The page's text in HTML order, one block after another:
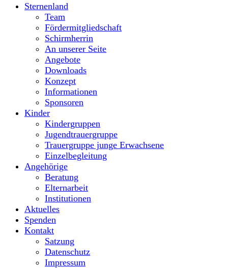
Sternenland
Team
Fördermitgliedschaft
Schirmherrin
An unserer Seite
Angebote
Downloads
Konzept
Informationen
Sponsoren
Kinder
Kindergruppen
Jugendtrauergruppe
Trauergruppe junge Erwachsene
Einzelbegleitung
Angehörige
Beratung
Elternarbeit
Institutionen
Aktuelles
Spenden
Kontakt
Satzung
Datenschutz
Impressum